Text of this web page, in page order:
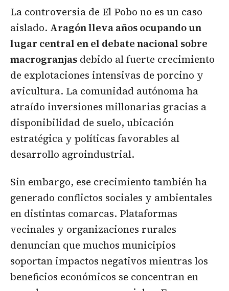
La controversia de El Pobo no es un caso
aislado. Aragón lleva años ocupando un
lugar central en el debate nacional sobre
macrogranjas debido al fuerte crecimiento
de explotaciones intensivas de porcino y
avicultura. La comunidad autónoma ha
atraído inversiones millonarias gracias a
disponibilidad de suelo, ubicación
estratégica y políticas favorables al
desarrollo agroindustrial.
Sin embargo, ese crecimiento también ha
generado conflictos sociales y ambientales
en distintas comarcas. Plataformas
vecinales y organizaciones rurales
denuncian que muchos municipios
soportan impactos negativos mientras los
beneficios económicos se concentran en